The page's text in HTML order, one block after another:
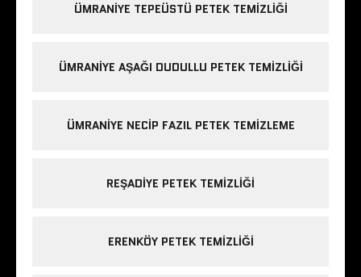
ÜMRANIYE TEPEÜSTÜ PETEK TEMIZLIĞI
ÜMRANIYE AŞAĞI DUDULLU PETEK TEMIZLIĞI
ÜMRANIYE NECIP FAZIL PETEK TEMIZLEME
REŞADIYE PETEK TEMIZLIĞI
ERENKÖY PETEK TEMIZLIĞI